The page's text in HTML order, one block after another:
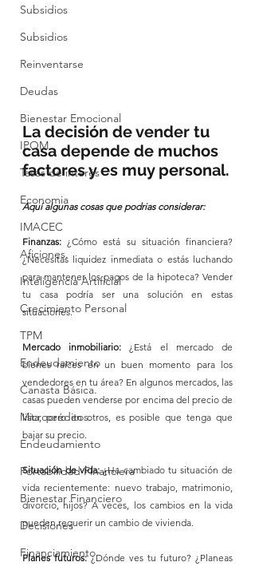
Subsidios
Subsidios
Reinventarse
Deudas
Bienestar Emocional
IPOM
Tasas de interés
Economia
IMACEC
Aficiones.
Inteligencia Artificial
Crecimiento Personal
TPM
Endeudamiento
Canasta Básica.
Microcréditos.
Endeudamiento
Portabilidad Financiera
Bienestar Financiero
Decisiones
Financiamiento
La decisión de vender tu
casa depende de muchos
factores y es muy personal.
Aquí algunas cosas que podrias considerar:
Finanzas: ¿Cómo está su situación financiera?
¿Necesitas liquidez inmediata o estás luchando
para mantener los pagos de la hipoteca? Vender
tu casa podría ser una solución en estas
situaciones.
Mercado inmobiliario: ¿Está el mercado de
bienes raíces en un buen momento para los
vendedores en tu área? En algunos mercados, las
casas pueden venderse por encima del precio de
lista, pero en otros, es posible que tenga que
bajar su precio.
Situación de vida: ¿Ha cambiado tu situación de
vida recientemente: nuevo trabajo, matrimonio,
divorcio, hijos? A veces, los cambios en la vida
pueden requerir un cambio de vivienda.
Planes futuros: ¿Dónde ves tu futuro? ¿Planeas